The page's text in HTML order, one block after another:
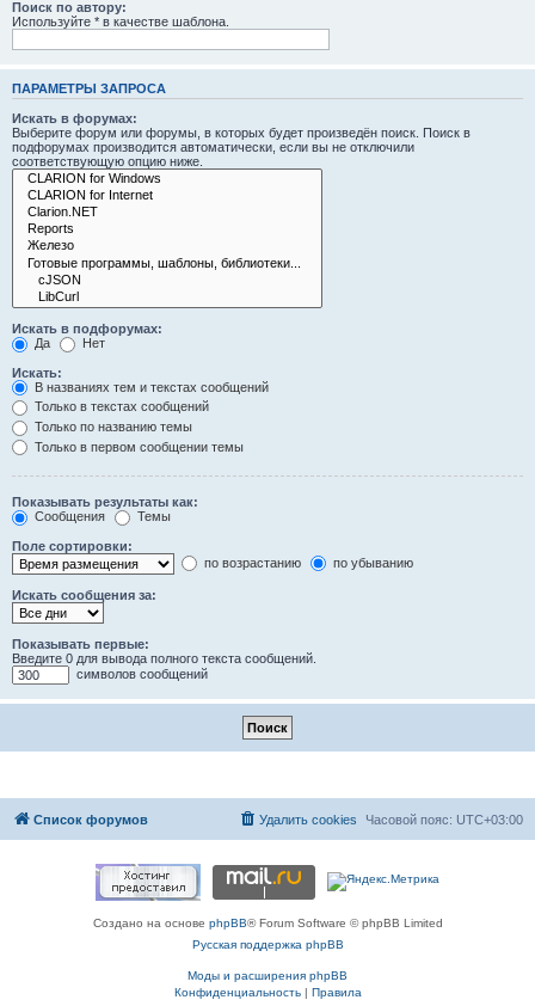
Поиск по автору:
Используйте * в качестве шаблона.
ПАРАМЕТРЫ ЗАПРОСА
Искать в форумах:
Выберите форум или форумы, в которых будет произведён поиск. Поиск в
подфорумах производится автоматически, если вы не отключили
соответствующую опцию ниже.
Искать в подфорумах:
Да
Нет
Искать:
В названиях тем и текстах сообщений
Только в текстах сообщений
Только по названию темы
Только в первом сообщении темы
Показывать результаты как:
Сообщения
Темы
Поле сортировки:
по возрастанию
по убыванию
Искать сообщения за:
Показывать первые:
Введите 0 для вывода полного текста сообщений.
символов сообщений
Список форумов Часовой пояс: UTC+03:00
Удалить cookies
Создано на основе phpBB® Forum Software © phpBB Limited
Русская поддержка phpBB
Моды и расширения phpBB
Конфиденциальность| Правила